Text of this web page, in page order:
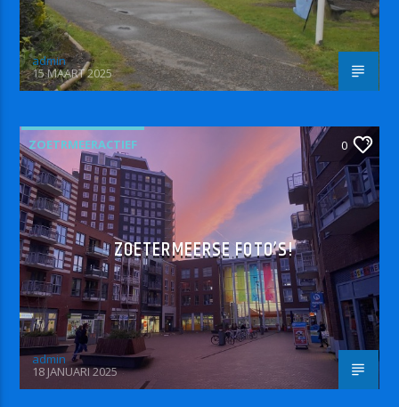
admin
15 MAART 2025
ZOETRMEERACTIEF 0
ZOETERMEERSE FOTO’S!
admin
18 JANUARI 2025